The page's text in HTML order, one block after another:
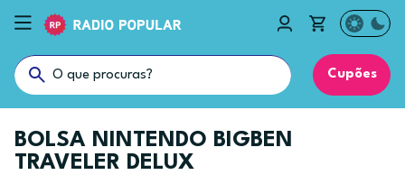
Cupões
BOLSA NINTENDO BIGBEN
TRAVELER DELUX